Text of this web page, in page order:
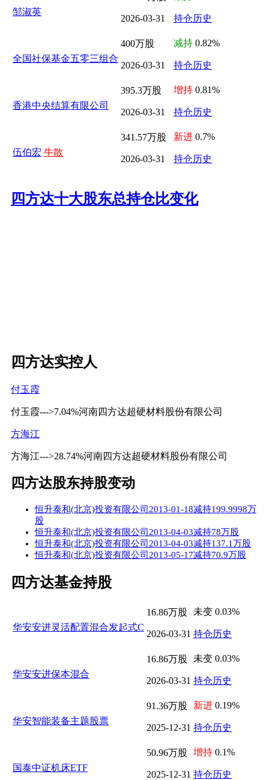
邹淑英
2026-03-31 持仓历史
全国社保基金五零三组合
400万股
2026-03-31
减持 0.82%
持仓历史
香港中央结算有限公司
395.3万股
2026-03-31
增持 0.81%
持仓历史
伍伯宏 牛散
341.57万股
2026-03-31
新进 0.7%
持仓历史
四方达十大股东总持仓比变化
四方达实控人
付玉霞
付玉霞--->7.04%河南四方达超硬材料股份有限公司
方海江
方海江--->28.74%河南四方达超硬材料股份有限公司
四方达股东持股变动
恒升泰和(北京)投资有限公司2013-01-18减持199.9998万
股
恒升泰和(北京)投资有限公司2013-04-03减持78万股
恒升泰和(北京)投资有限公司2013-04-03减持137.1万股
恒升泰和(北京)投资有限公司2013-05-17减持70.9万股
四方达基金持股
华安安进灵活配置混合发起式C
16.86万股
2026-03-31
未变 0.03%
持仓历史
华安安进保本混合
16.86万股
2026-03-31
未变 0.03%
持仓历史
华安智能装备主题股票
91.36万股
2025-12-31
新进 0.19%
持仓历史
国泰中证机床ETF
50.96万股
2025-12-31
增持 0.1%
持仓历史